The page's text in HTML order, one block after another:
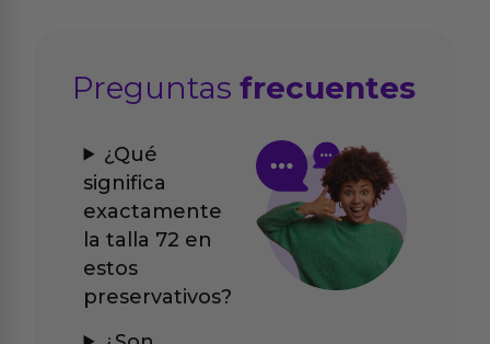
Preguntasfrecuentes
¿Qué
significa
exactamente
la talla 72 en
estos
preservativos?